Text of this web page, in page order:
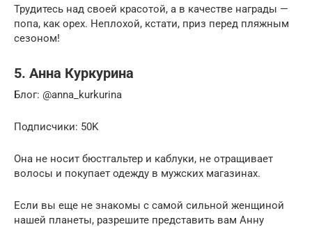
Трудитесь над своей красотой, а в качестве награды —
попа, как орех. Неплохой, кстати, приз перед пляжным
сезоном!
5. Анна Куркурина
Блог: @anna_kurkurina
Подписчики: 50K
Она не носит бюстгальтер и каблуки, не отращивает
волосы и покупает одежду в мужских магазинах.
Если вы еще не знакомы с самой сильной женщиной
нашей планеты, разрешите представить вам Анну